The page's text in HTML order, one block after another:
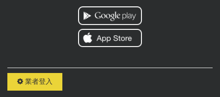
業者登入